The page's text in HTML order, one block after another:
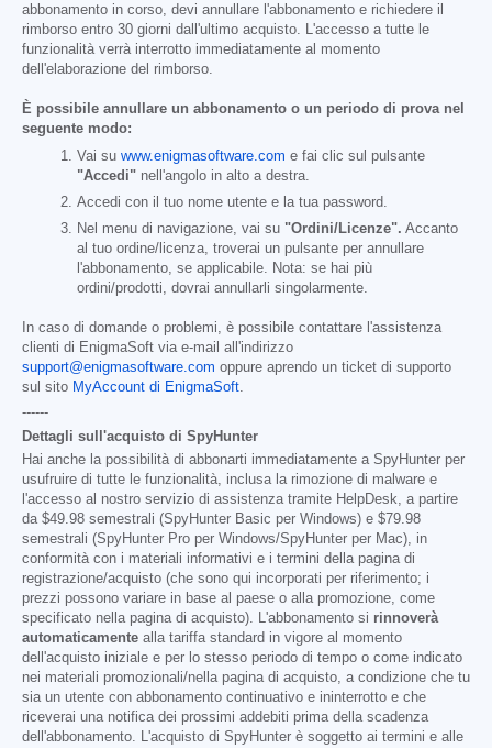
abbonamento in corso, devi annullare l'abbonamento e richiedere il
rimborso entro 30 giorni dall'ultimo acquisto. L'accesso a tutte le
funzionalità verrà interrotto immediatamente al momento
dell'elaborazione del rimborso.
È possibile annullare un abbonamento o un periodo di prova nel
seguente modo:
Vai su www.enigmasoftware.com e fai clic sul pulsante
"Accedi" nell'angolo in alto a destra.
Accedi con il tuo nome utente e la tua password.
Nel menu di navigazione, vai su "Ordini/Licenze". Accanto
al tuo ordine/licenza, troverai un pulsante per annullare
l'abbonamento, se applicabile. Nota: se hai più
ordini/prodotti, dovrai annullarli singolarmente.
In caso di domande o problemi, è possibile contattare l'assistenza
clienti di EnigmaSoft via e-mail all'indirizzo
support@enigmasoftware.com oppure aprendo un ticket di supporto
sul sito MyAccount di EnigmaSoft.
------
Dettagli sull'acquisto di SpyHunter
Hai anche la possibilità di abbonarti immediatamente a SpyHunter per
usufruire di tutte le funzionalità, inclusa la rimozione di malware e
l'accesso al nostro servizio di assistenza tramite HelpDesk, a partire
da $49.98 semestrali (SpyHunter Basic per Windows) e $79.98
semestrali (SpyHunter Pro per Windows/SpyHunter per Mac), in
conformità con i materiali informativi e i termini della pagina di
registrazione/acquisto (che sono qui incorporati per riferimento; i
prezzi possono variare in base al paese o alla promozione, come
specificato nella pagina di acquisto). L'abbonamento si rinnoverà
automaticamente alla tariffa standard in vigore al momento
dell'acquisto iniziale e per lo stesso periodo di tempo o come indicato
nei materiali promozionali/nella pagina di acquisto, a condizione che tu
sia un utente con abbonamento continuativo e ininterrotto e che
riceverai una notifica dei prossimi addebiti prima della scadenza
dell'abbonamento. L'acquisto di SpyHunter è soggetto ai termini e alle